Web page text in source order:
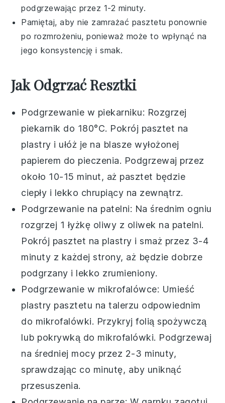
podgrzewając przez 1-2 minuty.
Pamiętaj, aby nie zamrażać pasztetu ponownie
po rozmrożeniu, ponieważ może to wpłynąć na
jego konsystencję i smak.
Jak Odgrzać Resztki
Podgrzewanie w piekarniku: Rozgrzej
piekarnik do 180°C. Pokrój pasztet na
plastry i ułóż je na blasze wyłożonej
papierem do pieczenia. Podgrzewaj przez
około 10-15 minut, aż pasztet będzie
ciepły i lekko chrupiący na zewnątrz.
Podgrzewanie na patelni: Na średnim ogniu
rozgrzej 1 łyżkę oliwy z oliwek na patelni.
Pokrój pasztet na plastry i smaż przez 3-4
minuty z każdej strony, aż będzie dobrze
podgrzany i lekko zrumieniony.
Podgrzewanie w mikrofalówce: Umieść
plastry pasztetu na talerzu odpowiednim
do mikrofalówki. Przykryj folią spożywczą
lub pokrywką do mikrofalówki. Podgrzewaj
na średniej mocy przez 2-3 minuty,
sprawdzając co minutę, aby uniknąć
przesuszenia.